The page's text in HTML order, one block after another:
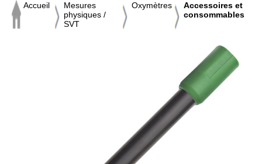
Accueil
Mesures
physiques /
SVT
Oxymètres
Accessoires et
consommables